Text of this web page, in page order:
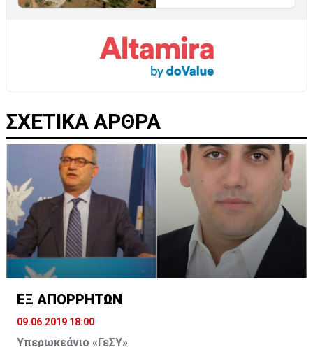
ΣΧΕΤΙΚΑ ΑΡΘΡΑ
ΕΞ ΑΠΟΡΡΗΤΩΝ
09.06.2019 18:00
Υπερωκεάνιο «ΓεΣΥ»